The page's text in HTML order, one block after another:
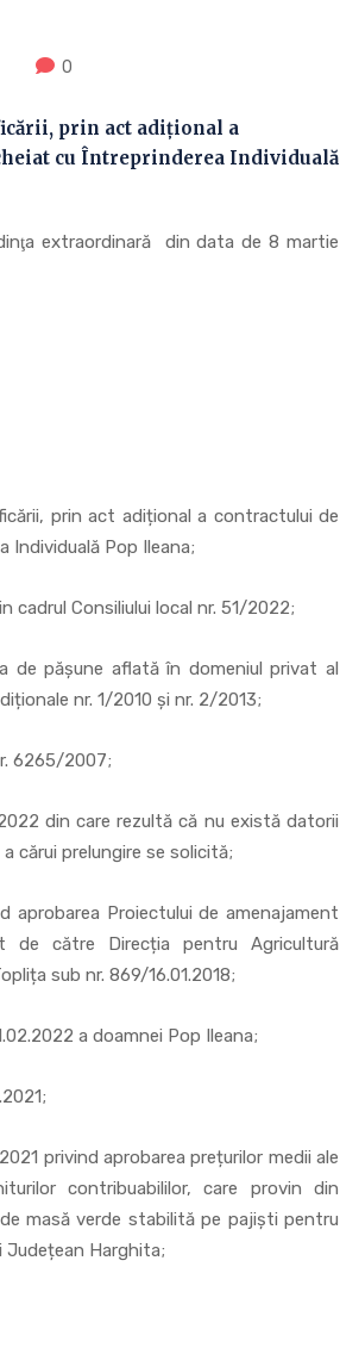
0
prin act adițional a
cu Întreprinderea Individuală
extraordinară din data de 8 martie
prin act adițional a contractului de
Individuală Pop Ileana;
Consiliului local nr. 51/2022;
aflată în domeniul privat al
nr. 1/2010 și nr. 2/2013;
6265/2007;
din care rezultă că nu există datorii
cărui prelungire se solicită;
Proiectului de amenajament
de către Direcția pentru Agricultură
sub nr. 869/16.01.2018;
a doamnei Pop Ileana;
privind aprobarea prețurilor medii ale
contribuabililor, care provin din
masă verde stabilită pe pajiști pentru
Județean Harghita;